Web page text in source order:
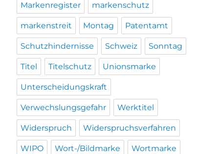
Markenregister markenschutz
markenstreit Montag Patentamt
Schutzhindernisse Schweiz Sonntag
Titel Titelschutz Unionsmarke
Unterscheidungskraft
Verwechslungsgefahr Werktitel
Widerspruch Widerspruchsverfahren
WIPO Wort-/Bildmarke Wortmarke